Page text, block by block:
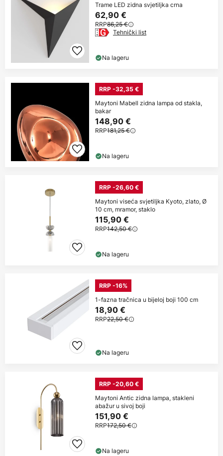
Trame LED zidna svjetiljka crna
62,90 €
RRP86,25 €
Tehnički list
Na lageru
RRP -32,35 €
Maytoni Mabell zidna lampa od stakla,
bakar
148,90 €
RRP181,25 €
Na lageru
RRP -26,60 €
Maytoni viseća svjetiljka Kyoto, zlato, Ø
10 cm, mramor, staklo
115,90 €
RRP142,50 €
Na lageru
RRP -16%
1-fazna tračnica u bijeloj boji 100 cm
18,90 €
RRP22,50 €
Na lageru
RRP -20,60 €
Maytoni Antic zidna lampa, stakleni
abažur u sivoj boji
151,90 €
RRP172,50 €
Na lageru